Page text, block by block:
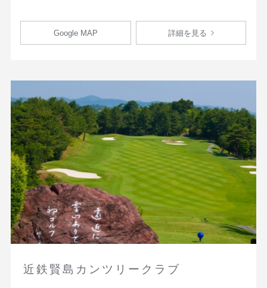
Google MAP 詳細を見る
近鉄賢島カンツリークラブ